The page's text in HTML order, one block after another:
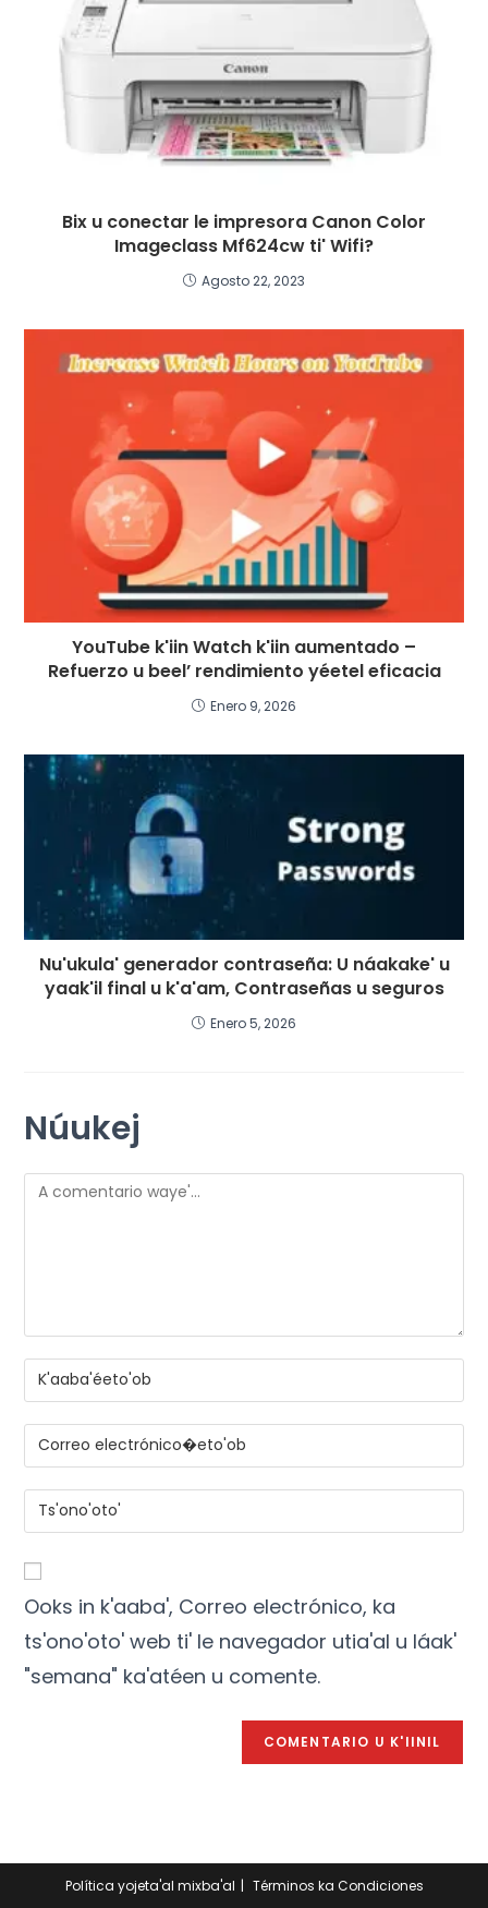
Bix u conectar le impresora Canon Color
Imageclass Mf624cw ti' Wifi?
Agosto 22, 2023
YouTube k'iin Watch k'iin aumentado –
Refuerzo u beel’ rendimiento yéetel eficacia
Enero 9, 2026
Nu'ukula' generador contraseña: U náakake' u
yaak'il final u k'a'am, Contraseñas u seguros
Enero 5, 2026
Núukej
Ooks in k'aaba', Correo electrónico, ka
ts'ono'oto' web ti' le navegador utia'al u láak'
"semana" ka'atéen u comente.
Política yojeta'al mixba'al Términos ka Condiciones